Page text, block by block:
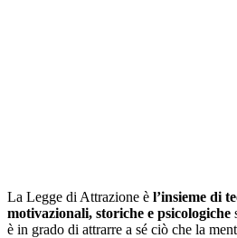
La Legge di Attrazione è l’insieme di
motivazionali, storiche e psicologiche
è in grado di attrarre a sé ciò che la